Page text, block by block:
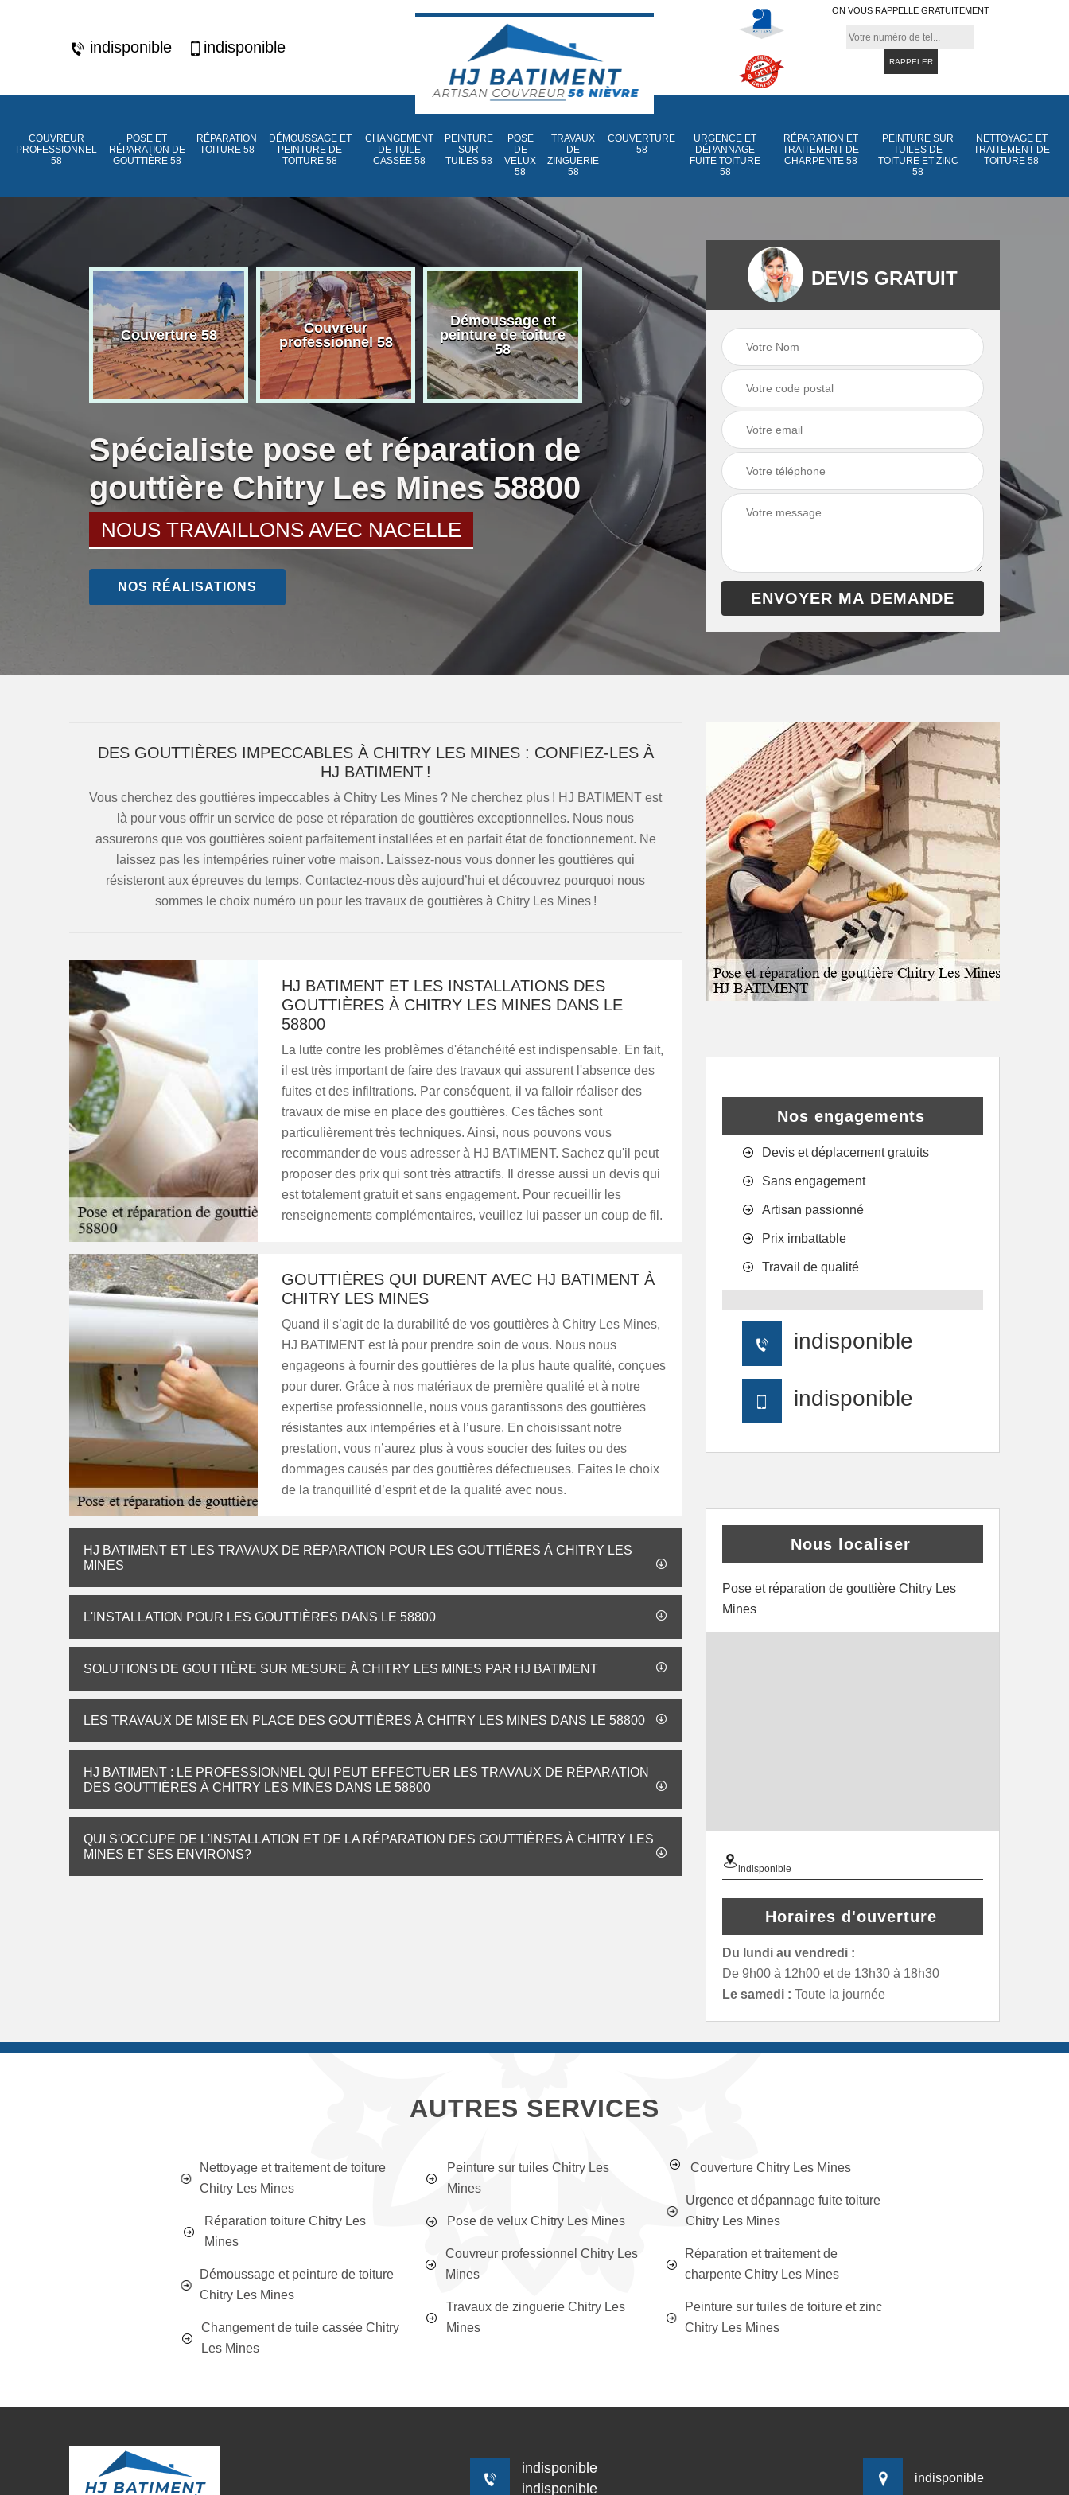
indisponible indisponible
ON VOUS RAPPELLE GRATUITEMENT
COUVREUR
PROFESSIONNEL
58
POSE ET
RÉPARATION DE
GOUTTIÈRE 58
RÉPARATION
TOITURE 58
DÉMOUSSAGE ET
PEINTURE DE
TOITURE 58
CHANGEMENT
DE TUILE
CASSÉE 58
PEINTURE
SUR
TUILES 58
POSE
DE
VELUX
58
TRAVAUX
DE
ZINGUERIE
58
COUVERTURE
58
URGENCE ET
DÉPANNAGE
FUITE TOITURE
58
RÉPARATION ET
TRAITEMENT DE
CHARPENTE 58
PEINTURE SUR
TUILES DE
TOITURE ET ZINC
58
NETTOYAGE ET
TRAITEMENT DE
TOITURE 58
Couverture 58
Couvreur
professionnel 58
Démoussage et
peinture de toiture
58
Nettoyage et
traitement de
toiture 58
Peinture sur tuiles
Peinture sur tuiles
de toiture et zinc
Spécialiste pose et réparation de
gouttière Chitry Les Mines 58800
NOUS TRAVAILLONS AVEC NACELLE
NOS RÉALISATIONS
DEVIS GRATUIT
DES GOUTTIÈRES IMPECCABLES À CHITRY LES MINES : CONFIEZ-LES À
HJ BATIMENT !
Vous cherchez des gouttières impeccables à Chitry Les Mines ? Ne cherchez plus ! HJ BATIMENT est
là pour vous offrir un service de pose et réparation de gouttières exceptionnelles. Nous nous
assurerons que vos gouttières soient parfaitement installées et en parfait état de fonctionnement. Ne
laissez pas les intempéries ruiner votre maison. Laissez-nous vous donner les gouttières qui
résisteront aux épreuves du temps. Contactez-nous dès aujourd’hui et découvrez pourquoi nous
sommes le choix numéro un pour les travaux de gouttières à Chitry Les Mines !
HJ BATIMENT ET LES INSTALLATIONS DES
GOUTTIÈRES À CHITRY LES MINES DANS LE
58800
La lutte contre les problèmes d'étanchéité est indispensable. En fait,
il est très important de faire des travaux qui assurent l'absence des
fuites et des infiltrations. Par conséquent, il va falloir réaliser des
travaux de mise en place des gouttières. Ces tâches sont
particulièrement très techniques. Ainsi, nous pouvons vous
recommander de vous adresser à HJ BATIMENT. Sachez qu'il peut
proposer des prix qui sont très attractifs. Il dresse aussi un devis qui
est totalement gratuit et sans engagement. Pour recueillir les
renseignements complémentaires, veuillez lui passer un coup de fil.
GOUTTIÈRES QUI DURENT AVEC HJ BATIMENT À
CHITRY LES MINES
Quand il s’agit de la durabilité de vos gouttières à Chitry Les Mines,
HJ BATIMENT est là pour prendre soin de vous. Nous nous
engageons à fournir des gouttières de la plus haute qualité, conçues
pour durer. Grâce à nos matériaux de première qualité et à notre
expertise professionnelle, nous vous garantissons des gouttières
résistantes aux intempéries et à l’usure. En choisissant notre
prestation, vous n’aurez plus à vous soucier des fuites ou des
dommages causés par des gouttières défectueuses. Faites le choix
de la tranquillité d’esprit et de la qualité avec nous.
HJ BATIMENT ET LES TRAVAUX DE RÉPARATION POUR LES GOUTTIÈRES À CHITRY LES
MINES
L'INSTALLATION POUR LES GOUTTIÈRES DANS LE 58800
SOLUTIONS DE GOUTTIÈRE SUR MESURE À CHITRY LES MINES PAR HJ BATIMENT
LES TRAVAUX DE MISE EN PLACE DES GOUTTIÈRES À CHITRY LES MINES DANS LE 58800
HJ BATIMENT : LE PROFESSIONNEL QUI PEUT EFFECTUER LES TRAVAUX DE RÉPARATION
DES GOUTTIÈRES À CHITRY LES MINES DANS LE 58800
QUI S'OCCUPE DE L'INSTALLATION ET DE LA RÉPARATION DES GOUTTIÈRES À CHITRY LES
MINES ET SES ENVIRONS?
Nos engagements
Devis et déplacement gratuits
Sans engagement
Artisan passionné
Prix imbattable
Travail de qualité
indisponible
indisponible
Nous localiser
Pose et réparation de gouttière Chitry Les
Mines
indisponible
Horaires d'ouverture
Du lundi au vendredi :
De 9h00 à 12h00 et de 13h30 à 18h30
Le samedi : Toute la journée
AUTRES SERVICES
Nettoyage et traitement de toiture
Chitry Les Mines
Réparation toiture Chitry Les
Mines
Démoussage et peinture de toiture
Chitry Les Mines
Changement de tuile cassée Chitry
Les Mines
Peinture sur tuiles Chitry Les
Mines
Pose de velux Chitry Les Mines
Couvreur professionnel Chitry Les
Mines
Travaux de zinguerie Chitry Les
Mines
Couverture Chitry Les Mines
Urgence et dépannage fuite toiture
Chitry Les Mines
Réparation et traitement de
charpente Chitry Les Mines
Peinture sur tuiles de toiture et zinc
Chitry Les Mines
indisponible
indisponible
indisponible